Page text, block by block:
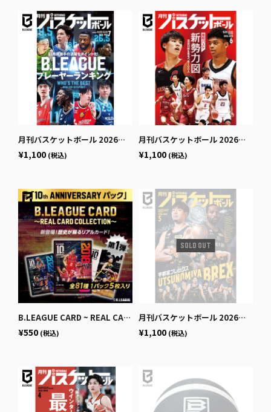
月刊バスケットボール 2026年7月号 (発売日2026年5月25日)
¥1,100 (税込)
月刊バスケットボール 2026年6月号 (発売日2026年4月24日)
¥1,100 (税込)
B.LEAGUE CARD ~ REAL CARD COLLECTION~＜10th ANNIVERSARY パック＞
¥550 (税込)
月刊バスケットボール 2026年5月号 (発売日2026年3月25日)
¥1,100 (税込)